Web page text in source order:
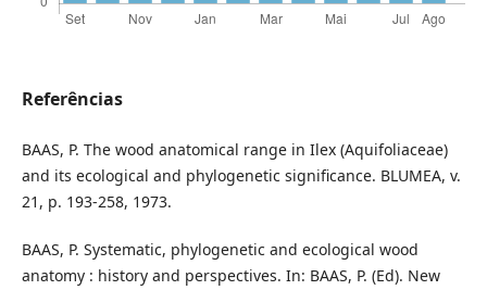
Referências
BAAS, P. The wood anatomical range in Ilex (Aquifoliaceae)
and its ecological and phylogenetic significance. BLUMEA, v.
21, p. 193-258, 1973.
BAAS, P. Systematic, phylogenetic and ecological wood
anatomy : history and perspectives. In: BAAS, P. (Ed). New